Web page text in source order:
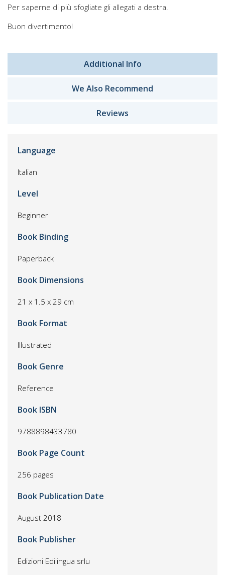
Per saperne di più sfogliate gli allegati a destra.
Buon divertimento!
Additional Info
We Also Recommend
Reviews
Language
Italian
Level
Beginner
Book Binding
Paperback
Book Dimensions
21 x 1.5 x 29 cm
Book Format
Illustrated
Book Genre
Reference
Book ISBN
9788898433780
Book Page Count
256 pages
Book Publication Date
August 2018
Book Publisher
Edizioni Edilingua srlu